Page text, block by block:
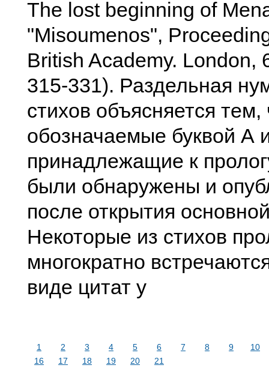
The lost beginning of
"Misoumenos",
British Academy. London,
315-331). Раздельная
стихов объясняется тем,
обозначаемые буквой А
принадлежащие к
были обнаружены и
после открытия
Некоторые из стихов
многократно
виде цитат у
1 2 3 4 5 6 7 8 9
10
16
17 18 19 20 21